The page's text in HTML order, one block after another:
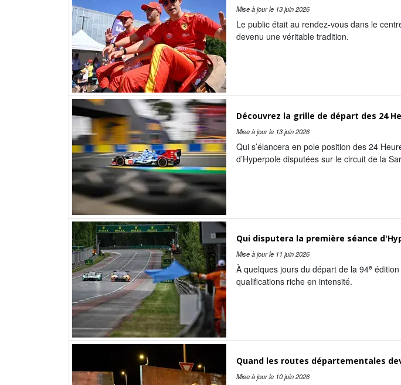
Mise à jour le 13 juin 2026
Le public était au rendez-vous dans le
devenu une véritable tradition.
Découvrez la grille de départ des 24
Mise à jour le 13 juin 2026
Qui s’élancera en pole position des 24
d’Hyperpole disputées sur le circuit de la
Qui disputera la première séance
Mise à jour le 11 juin 2026
À quelques jours du départ de la 94eédition
qualifications riche en intensité.
Quand les routes départementales
Mise à jour le 10 juin 2026